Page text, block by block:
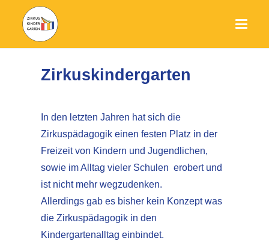
Zirkuskindergarten
In den letzten Jahren hat sich die
Zirkuspädagogik einen festen Platz in der
Freizeit von Kindern und Jugendlichen,
sowie im Alltag vieler Schulen erobert und
ist nicht mehr wegzudenken.
Allerdings gab es bisher kein Konzept was
die Zirkuspädagogik in den
Kindergartenalltag einbindet.